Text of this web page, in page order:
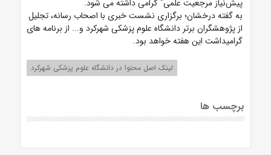
پیش‌نیاز مرجعیت علمی" گرامی داشته می شود.
به گفته درخشان؛ برگزاری نشست خبری با اصحاب رسانه، تجلیل
از پژوهشگران برتر دانشگاه علوم پزشکی شهرکرد و... از برنامه های
گرامیداشت این هفته خواهد بود.
لینک اصل محتوا در دانشگاه علوم پزشکی شهرکرد
برچسب ها